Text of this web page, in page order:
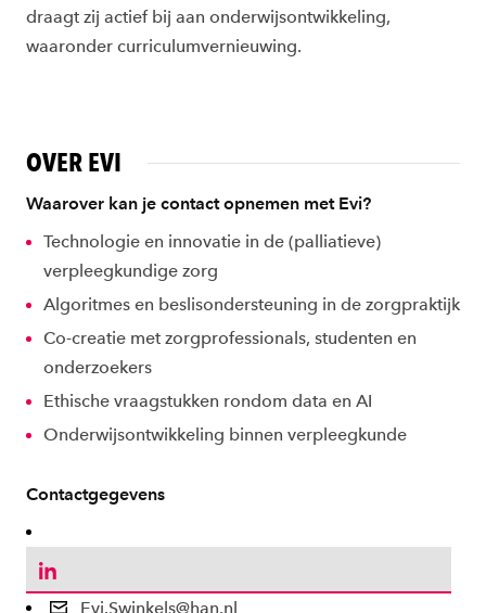
draagt zij actief bij aan onderwijsontwikkeling,
waaronder curriculumvernieuwing.
OVER EVI
Waarover kan je contact opnemen met Evi?
Technologie en innovatie in de (palliatieve)
verpleegkundige zorg
Algoritmes en beslisondersteuning in de zorgpraktijk
Co-creatie met zorgprofessionals, studenten en
onderzoekers
Ethische vraagstukken rondom data en AI
Onderwijsontwikkeling binnen verpleegkunde
Contactgegevens
LinkedIn
Evi.Swinkels@han.nl